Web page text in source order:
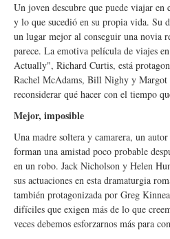
Un joven descubre que puede viajar en
y lo que sucedió en su propia vida. Su
un lugar mejor al conseguir una novia
parece. La emotiva película de viajes
Actually", Richard Curtis, está
Rachel McAdams, Bill Nighy y Margot
reconsiderar qué hacer con el tiempo
Mejor, imposible
Una madre soltera y camarera, un
forman una amistad poco probable
en un robo. Jack Nicholson y Helen
sus actuaciones en esta dramaturgia
también protagonizada por Greg
difíciles que exigen más de lo que
veces debemos esforzarnos más para